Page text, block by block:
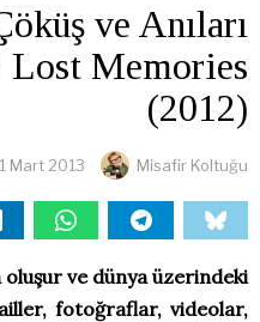
ve Anıları
Lost Memories
(2012)
Mart 2013 Misafir Koltuğu
oluşur ve dünya üzerindeki
fotoğraflar, videolar,